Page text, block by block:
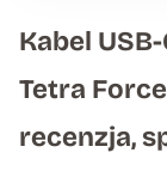
Kabel
Tetra
recenzja,